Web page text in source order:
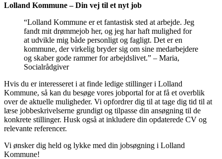
Lolland Kommune – Din vej til et nyt job
“Lolland Kommune er et fantastisk sted at arbejde. Jeg
fandt mit drømmejob her, og jeg har haft mulighed for
at udvikle mig både personligt og fagligt. Det er en
kommune, der virkelig bryder sig om sine medarbejdere
og skaber gode rammer for arbejdslivet.” – Maria,
Socialrådgiver
Hvis du er interesseret i at finde ledige stillinger i Lolland
Kommune, så kan du besøge vores jobportal for at få et overblik
over de aktuelle muligheder. Vi opfordrer dig til at tage dig tid til at
læse jobbeskrivelserne grundigt og tilpasse din ansøgning til de
konkrete stillinger. Husk også at inkludere din opdaterede CV og
relevante referencer.
Vi ønsker dig held og lykke med din jobsøgning i Lolland
Kommune!